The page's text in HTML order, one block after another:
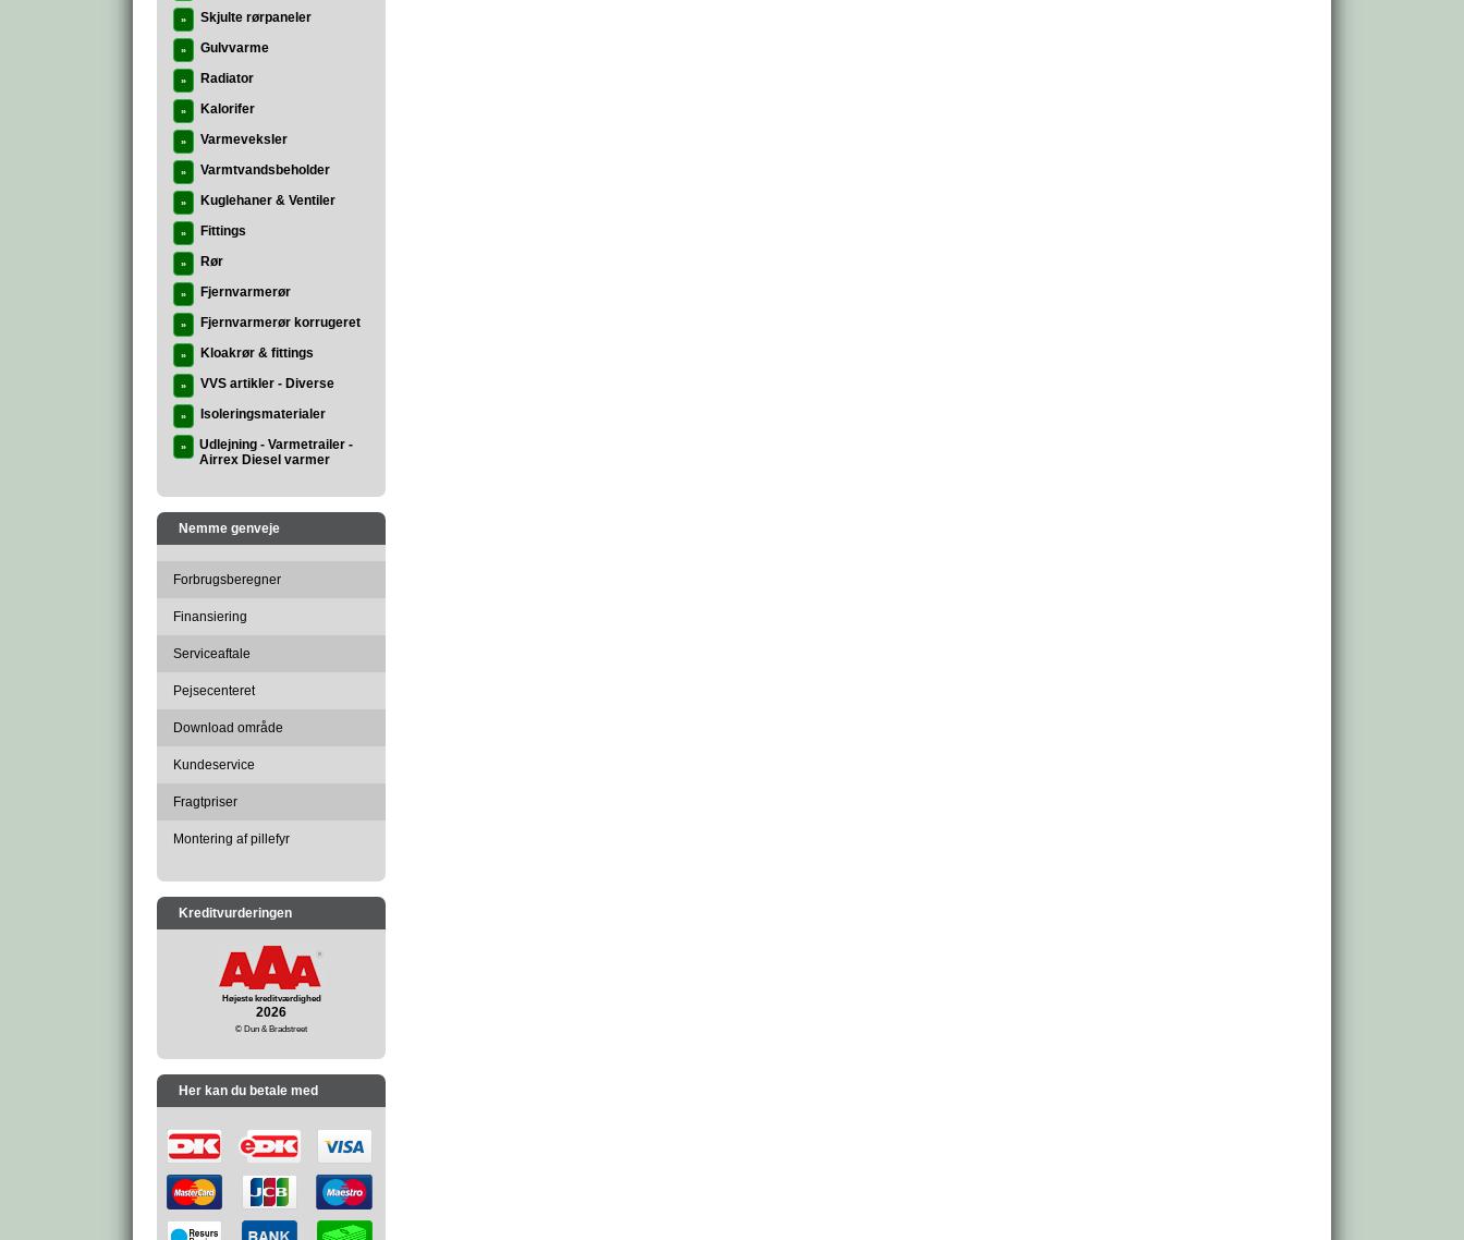
» Skjulte rørpaneler
» Gulvvarme
» Radiator
» Kalorifer
» Varmeveksler
» Varmtvandsbeholder
» Kuglehaner & Ventiler
» Fittings
» Rør
» Fjernvarmerør
» Fjernvarmerør korrugeret
» Kloakrør & fittings
» VVS artikler - Diverse
» Isoleringsmaterialer
»
Udlejning - Varmetrailer -
Airrex Diesel varmer
Nemme genveje
Forbrugsberegner
Finansiering
Serviceaftale
Pejsecenteret
Download område
Kundeservice
Fragtpriser
Montering af pillefyr
Kreditvurderingen
Højeste kreditværdighed
2026
© Dun & Bradstreet
Her kan du betale med